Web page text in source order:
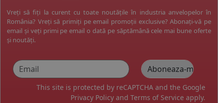
Vreți să fiți la curent cu toate noutățile în industria anvelopelor în
România? Vreți să primiți pe email promoții exclusive? Abonați-vă pe
email și veți primi pe email o dată pe săptămână cele mai bune oferte
și noutăți.
This site is protected by reCAPTCHA and the Google
Privacy Policy and Terms of Service apply.